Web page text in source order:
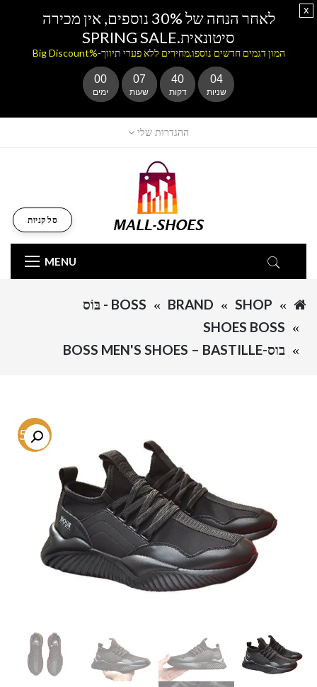
ההגדרות שלי
MENU
סל קניות
SHOP
BRAND
BOSS - בּוֹס
SHOES BOSS
בוס-BOSS MEN'S SHOES – BASTILLE
-58%
לאחר הנחה של 30% נוספים, אין מכירה
סיטונאית.SPRING SALE
המון דגמים חדשים נוספו.מחירים ללא פערי תיווך-%Big Discount
00
ימים
07
שעות
40
דקות
04
שניות
x